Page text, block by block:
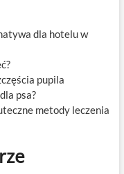
dla hotelu w
pupila
psa?
metody leczenia